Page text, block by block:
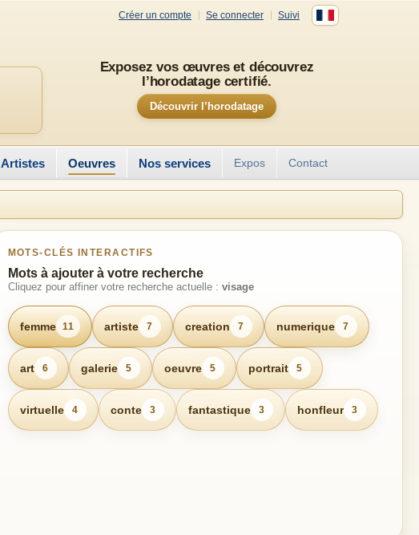
Créer un compte Se connecter Suivi
Exposez vos œuvres et découvrez
l’horodatage certifié.
Découvrir l’horodatage
Artistes Oeuvres Nos services Expos Contact
MOTS-CLÉS INTERACTIFS
Mots à ajouter à votre recherche
Cliquez pour affiner votre recherche actuelle : visage
femme 11 artiste 7 creation 7 numerique 7
art 6 galerie 5 oeuvre 5 portrait 5
virtuelle 4 conte 3 fantastique 3 honfleur 3